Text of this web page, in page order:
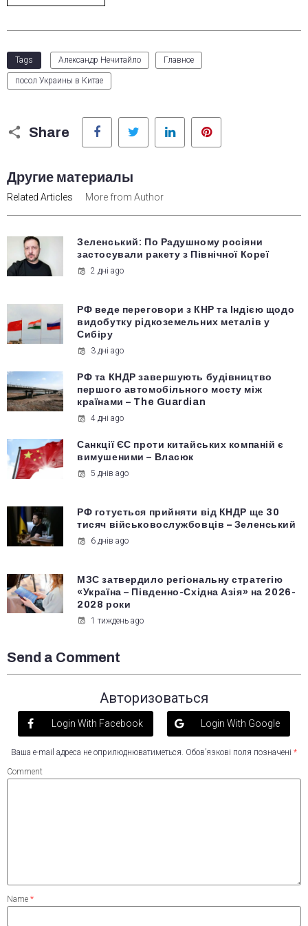
Tags Александр Нечитайло Главное
посол Украины в Китае
Share
Facebook Twitter LinkedIn
Другие материалы
Related Articles More from Author
Зеленський: По Радушному росіяни
застосували ракету з Північної Кореї
2 дні ago
РФ веде переговори з КНР та Індією щодо
видобутку рідкоземельних металів у
Сибіру
3 дні ago
РФ та КНДР завершують будівництво
першого автомобільного мосту між
країнами – The Guardian
4 дні ago
Санкції ЄС проти китайських компаній є
вимушеними – Власюк
5 днів ago
РФ готується прийняти від КНДР ще 30
тисяч військовослужбовців – Зеленський
6 днів ago
МЗС затвердило регіональну стратегію
«Україна – Південно-Східна Азія» на 2026-
2028 роки
1 тиждень ago
Send a Comment
Авторизоваться
Login With Facebook Login With Google
Ваша e-mail адреса не оприлюднюватиметься. Обов’язкові поля позначені *
Comment
Name *